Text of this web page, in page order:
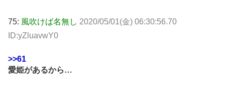
75: 風吹けば名無し 2020/05/01(金) 06:30:56.70
ID:yZluavwY0
>>61
愛姫があるから…